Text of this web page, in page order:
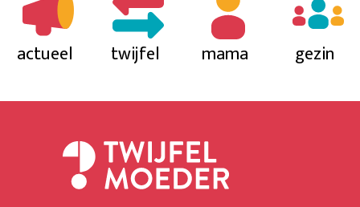
actueel twijfel mama gezin